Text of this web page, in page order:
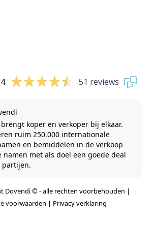
51 reviews
koper en verkoper bij elkaar.
ruim 250.000 internationale
en bemiddelen in de verkoop
namen met als doel een goede deal
partijen.
Dovendi © - alle rechten voorbehouden |
voorwaarden | Privacy verklaring